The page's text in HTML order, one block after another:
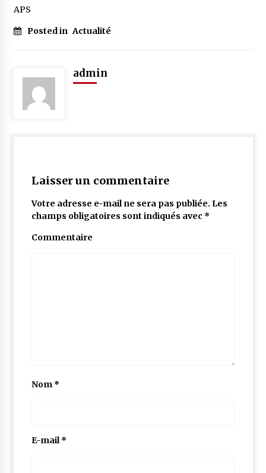
5 ans ago
Tradition orale/ D’où viennent les contes et à
APS
Posted in Actualité
admin
Laisser un commentaire
Votre adresse e-mail ne sera pas publiée. Les
champs obligatoires sont indiqués avec *
Commentaire
Nom *
E-mail*